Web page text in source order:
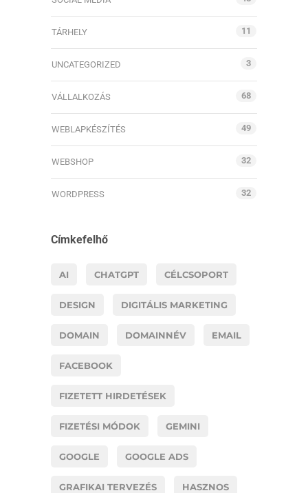
TÁRHELY 11
UNCATEGORIZED 3
VÁLLALKOZÁS 68
WEBLAPKÉSZÍTÉS 49
WEBSHOP 32
WORDPRESS 32
Címkefelhő
AI CHATGPT CÉLCSOPORT
DESIGN DIGITÁLIS MARKETING
DOMAIN DOMAINNÉV EMAIL
FACEBOOK
FIZETETT HIRDETÉSEK
FIZETÉSI MÓDOK GEMINI
GOOGLE GOOGLE ADS
GRAFIKAI TERVEZÉS HASZNOS